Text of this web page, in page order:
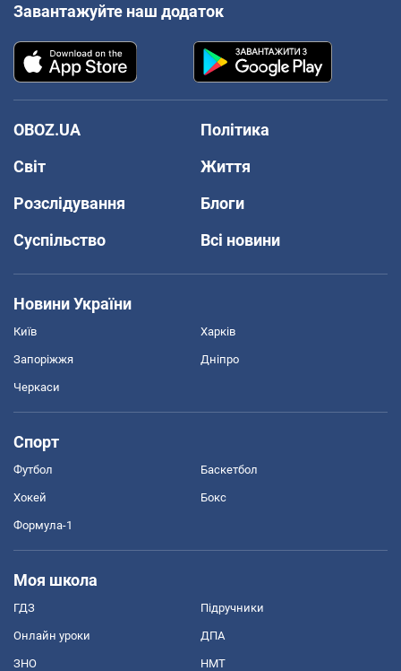
Завантажуйте наш додаток
OBOZ.UA
Політика
Світ
Життя
Розслідування
Блоги
Суспільство
Всі новини
Новини України
Київ Харків
Запоріжжя Дніпро
Черкаси
Спорт
Футбол Баскетбол
Хокей Бокс
Формула-1
Моя школа
ГДЗ Підручники
Онлайн уроки ДПА
ЗНО НМТ